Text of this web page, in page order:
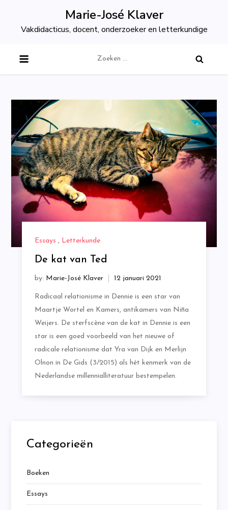
content
Marie-José Klaver
Vakdidacticus, docent, onderzoeker en letterkundige
naar:
Essays , Letterkunde
De kat van Ted
by: Marie-José Klaver
Radicaal relationisme in Dennie is een star van
Maartje Wortel en Kamers, antikamers van Niña
Weijers. De sterfscène van de kat in Dennie is een
star is een goed voorbeeld van het nieuwe of
radicale relationisme dat Yra van Dijk en Merlijn
Olnon in De Gids (3/2015) als hét kenmerk van de
Nederlandse millennialliteratuur bestempelen.
Categorieën
Boeken
Essays